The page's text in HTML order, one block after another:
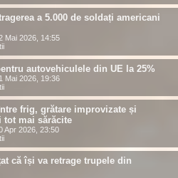
a 5.000 de soldați americani
Mai 2026, 14:55
autovehiculele din UE la 25%
Mai 2026, 19:36
frig, grătare improvizate și
tot mai sărăcite
Apr 2026, 23:50
că își va retrage trupele din